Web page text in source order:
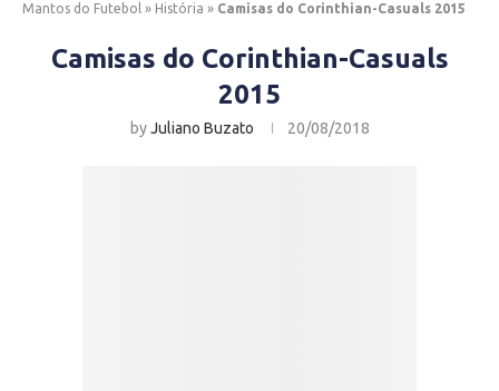
Mantos do Futebol » História » Camisas do Corinthian-Casuals 2015
Camisas do Corinthian-Casuals
2015
byJuliano Buzato 20/08/2018